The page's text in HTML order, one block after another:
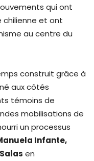
qui ont
et ont
au centre du
construit grâce à
aux côtés
témoins de
mobilisations de
un processus
Infante,
en